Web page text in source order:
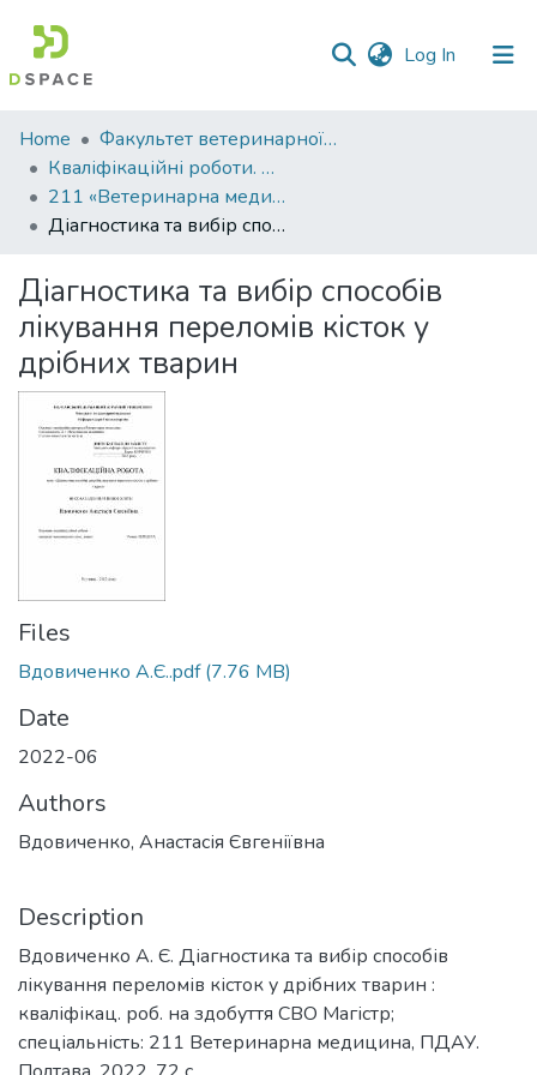
Log In (current)
Communities
&
Collections
All of DSpace
Statistics
Home
Факультет ветеринарної медицини
Кваліфікаційні роботи. Факультет ветеринарної медицини
211 «Ветеринарна медицина» - Магістри 2021-2022
Діагностика та вибір способів лікування переломів кісток у дрібних тварин
Діагностика та вибір способів
лікування переломів кісток у
дрібних тварин
Files
Вдовиченко А.Є..pdf(7.76 MB)
Date
2022-06
Authors
Вдовиченко, Анастасія Євгеніївна
Description
Вдовиченко А. Є. Діагностика та вибір способів
лікування переломів кісток у дрібних тварин :
кваліфікац. роб. на здобуття СВО Магістр;
спеціальність: 211 Ветеринарна медицина, ПДАУ.